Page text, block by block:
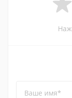
Ваше имя*